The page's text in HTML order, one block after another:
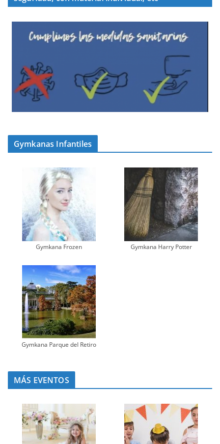
Gymkanas Infantiles
Gymkana Frozen Gymkana Harry Potter
Gymkana Parque del Retiro
MÁS EVENTOS